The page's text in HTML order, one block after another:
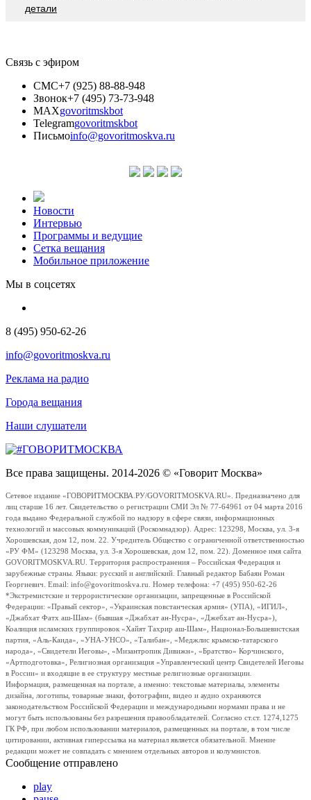
детали
Связь с эфиром
СМС+7 (925) 88-88-948
Звонок+7 (495) 73-73-948
MAXgovoritmskbot
Telegramgovoritmskbot
Письмоinfo@govoritmoskva.ru
Новости
Интервью
Программы и ведущие
Сетка вещания
Мобильное приложение
Мы в соцсетях
8 (495) 950-62-26
info@govoritmoskva.ru
Реклама на радио
Города вещания
Наши слушатели
Все права защищены. 2014-2026 © «Говорит Москва»
Сетевое издание «ГОВОРИТМОСКВА.РУ/GOVORITMOSKVA.RU». Предназначено для
лиц старше 16 лет. Свидетельство о регистрации СМИ Эл № 77-64961 от 04 марта 2016
года выдано Федеральной службой по надзору в сфере связи, информационных
технологий и массовых коммуникаций (Роскомнадзор). Адрес: 123298, Москва, ул. 3-я
Хорошевская, дом 12, пом. 22. Учредитель Общество с ограниченной ответственностью
«РУ ФМ» (123298 Москва, ул. 3-я Хорошевская, дом 12, пом. 22). Доменное имя сайта
GOVORITMOSKVA.RU. Территория распространения – Российская Федерация и
зарубежные страны. Языки: русский и английский. Главный редактор Бабаян Роман
Георгиевич. Email: info@govoritmoskva.ru. Номер телефона: +7 (495) 950-62-26
*Экстремистские и террористические организации, запрещенные в Российской
Федерации: «Правый сектор», «Украинская повстанческая армия» (УПА), «ИГИЛ»,
«Джабхат Фатх аш-Шам» (бывшая «Джабхат ан-Нусра», «Джебхат ан-Нусра»),
Коалиция исламских группировок «Хайят Тахрир аш-Шам», Национал-Большевистская
партия, «Аль-Каида», «УНА-УНСО», «Талибан», «Меджлис крымско-татарского
народа», «Свидетели Иеговы», «Мизантропик Дивижн», «Братство» Корчинского,
«Артподготовка», Религиозная организация «Управленческий центр Свидетелей Иеговы
в России» и входящие в ее структуру местные религиозные организации.
Информация, размещенная на портале, а именно: текстовые материалы, элементы
дизайна, логотипы, товарные знаки, фотографии, видео и аудио охраняются
законодательством Российской Федерации и международными нормами права и не
могут быть использованы без разрешения правообладателей. Согласно ст.ст. 1274,1275
ГК РФ, при любом использовании материалов, размещенных на портале, в том числе
цитировании, активная гиперссылка на материал является обязательной. Мнение
редакции может не совпадать с мнением отдельных авторов и колумнистов.
Сообщение отправлено
play